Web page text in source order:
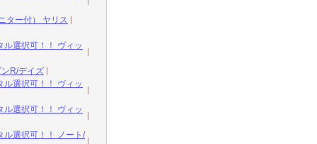
ター付） ヤリス
選択可！！ ヴィッ
R/デイズ
選択可！！ ヴィッ
選択可！！ ヴィッ
ル選択可！！ ノート/